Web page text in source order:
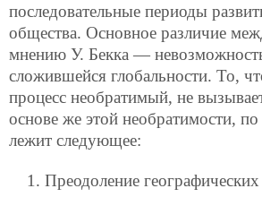
последовательные периоды
общества. Основное различие
мнению У. Бекка —
сложившейся глобальности. То,
процесс необратимый, не
основе же этой необратимости,
лежит следующее:
Преодоление